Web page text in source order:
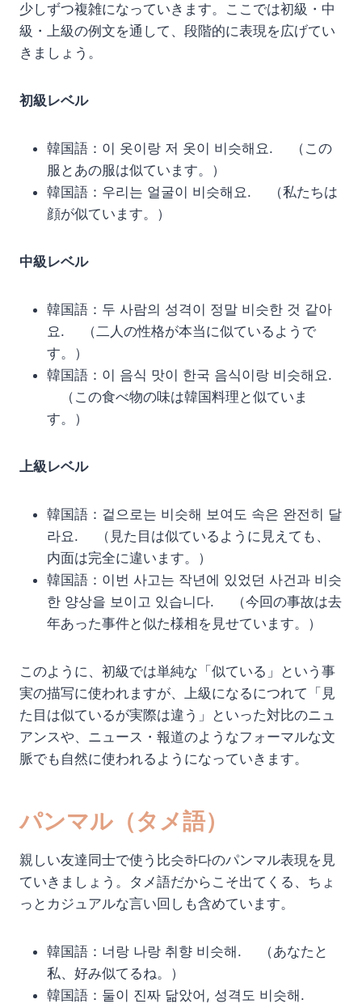
少しずつ複雑になっていきます。ここでは初級・中
級・上級の例文を通して、段階的に表現を広げてい
きましょう。
初級レベル
韓国語：이 옷이랑 저 옷이 비슷해요. （この
服とあの服は似ています。）
韓国語：우리는 얼굴이 비슷해요. （私たちは
顔が似ています。）
中級レベル
韓国語：두 사람의 성격이 정말 비슷한 것 같아
요. （二人の性格が本当に似ているようで
す。）
韓国語：이 음식 맛이 한국 음식이랑 비슷해요.
（この食べ物の味は韓国料理と似ていま
す。）
上級レベル
韓国語：겉으로는 비슷해 보여도 속은 완전히 달
라요. （見た目は似ているように見えても、
内面は完全に違います。）
韓国語：이번 사고는 작년에 있었던 사건과 비슷
한 양상을 보이고 있습니다. （今回の事故は去
年あった事件と似た様相を見せています。）
このように、初級では単純な「似ている」という事
実の描写に使われますが、上級になるにつれて「見
た目は似ているが実際は違う」といった対比のニュ
アンスや、ニュース・報道のようなフォーマルな文
脈でも自然に使われるようになっていきます。
パンマル（タメ語）
親しい友達同士で使う比슷하다のパンマル表現を見
ていきましょう。タメ語だからこそ出てくる、ちょ
っとカジュアルな言い回しも含めています。
韓国語：너랑 나랑 취향 비슷해. （あなたと
私、好み似てるね。）
韓国語：둘이 진짜 닮았어, 성격도 비슷해.